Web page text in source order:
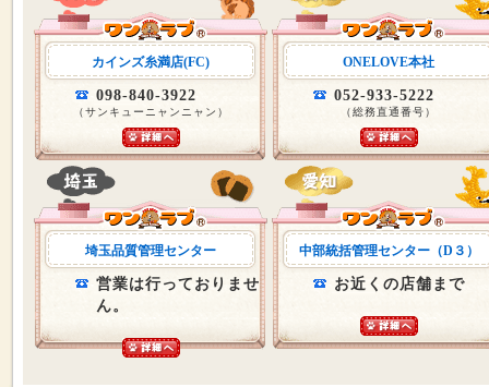
カインズ糸満店(FC)
098-840-3922
（サンキューニャンニャン）
ONELOVE本社
052-933-5222
（総務直通番号）
埼玉品質管理センター
営業は行っておりませ
ん。
中部統括管理センター（D３）
お近くの店舗まで